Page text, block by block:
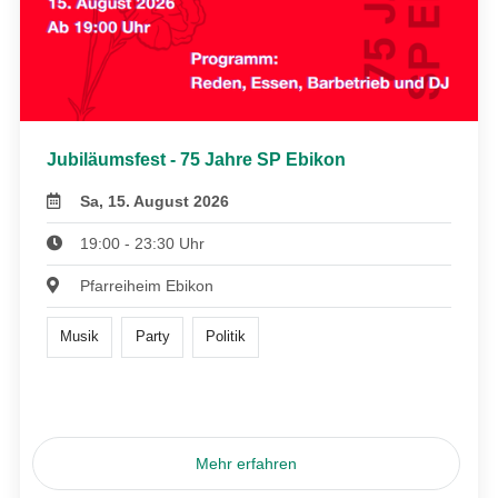
Jubiläumsfest - 75 Jahre SP Ebikon
Sa, 15. August 2026
19:00 - 23:30 Uhr
Pfarreiheim Ebikon
Musik Party Politik
Mehr erfahren